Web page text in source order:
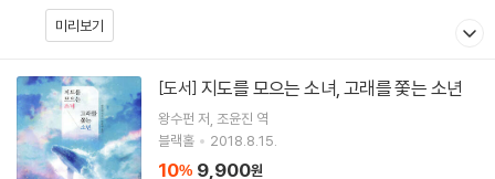
미리보기
[도서] 지도를 모으는 소녀, 고래를 쫓는 소년
왕수펀 저 조윤진 역
블랙홀
2018.8.15.
10% 9,900원